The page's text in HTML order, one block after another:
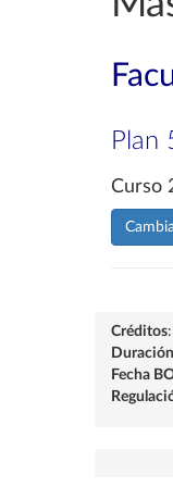
Plan
Curso
Créditos
Duración
Fecha